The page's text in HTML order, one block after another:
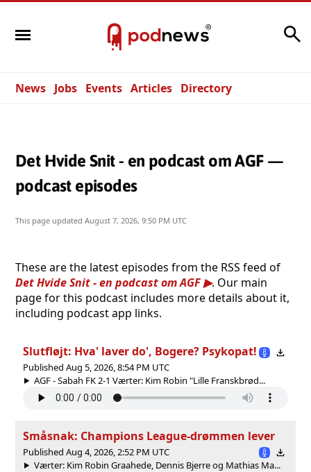
News Jobs Events Articles Directory
Det Hvide Snit - en podcast om AGF —
podcast episodes
This page updated August 7, 2026, 9:50 PM UTC
These are the latest episodes from the RSS feed of
Det Hvide Snit - en podcast om AGF
. Our main
page for this podcast includes more details about it,
including podcast app links.
Slutfløjt: Hva' laver do', Bogere? Psykopat!
Published Aug 5, 2026, 8:54 PM UTC
AGF - Sabah FK 2-1 Værter: Kim Robin "Lille Franskbrød...
Småsnak: Champions League-drømmen lever
Published Aug 4, 2026, 2:52 PM UTC
Værter: Kim Robin Graahede, Dennis Bjerre og Mathias Ma...